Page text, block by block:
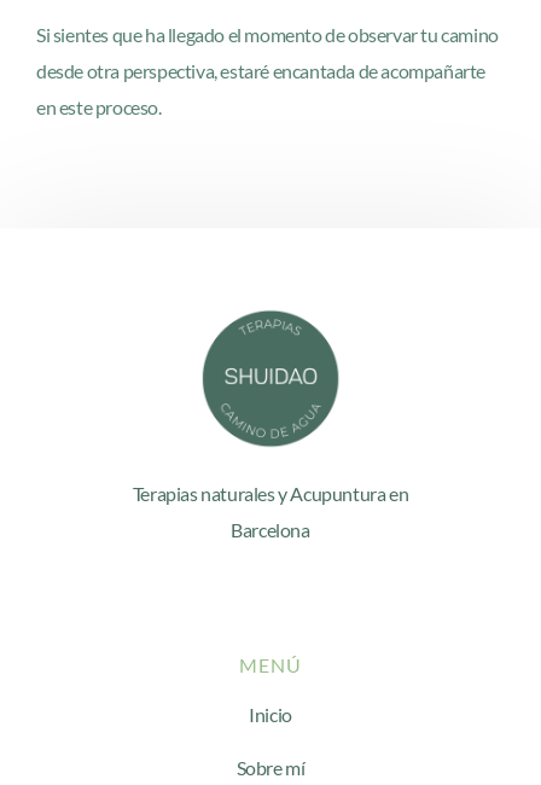
Si sientes que ha llegado el momento de observar tu camino
desde otra perspectiva, estaré encantada de acompañarte
en este proceso.
Terapias naturales y Acupuntura en
Barcelona
MENÚ
Inicio
Sobre mí